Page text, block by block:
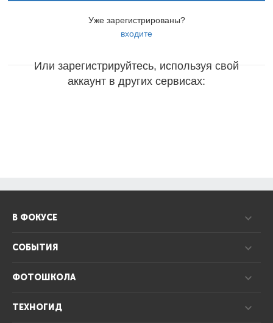
Уже зарегистрированы?
входите
Или зарегистрируйтесь, используя свой
аккаунт в других сервисах:
В ФОКУСЕ
СОБЫТИЯ
ФОТОШКОЛА
ТЕХНОГИД